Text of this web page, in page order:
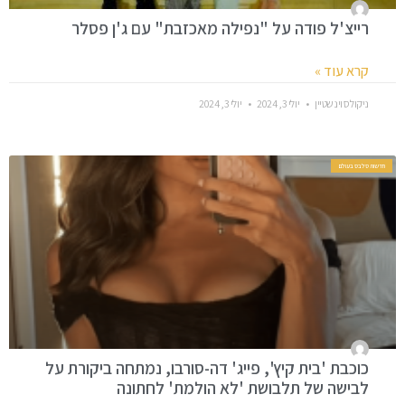
רייצ'ל פודה על "נפילה מאכזבת" עם ג'ן פסלר
קרא עוד »
ניקולס וינשטיין יולי 3, 2024 יולי 3, 2024
חדשות סלבס בעולם
כוכבת 'בית קיץ', פייג' דה-סורבו, נמתחה ביקורת על
לבישה של תלבושת 'לא הולמת' לחתונה